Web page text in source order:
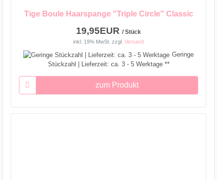
Tige Boule Haarspange "Triple Circle" Classic
19,95EUR / Stück
inkl. 19% MwSt. zzgl. Versand
Geringe
Stückzahl | Lieferzeit: ca. 3 - 5 Werktage **
zum Produkt